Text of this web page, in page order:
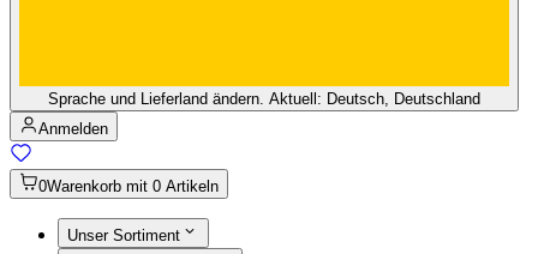
Sprache und Lieferland ändern. Aktuell: Deutsch, Deutschland
Anmelden
0Warenkorb mit 0 Artikeln
Unser Sortiment